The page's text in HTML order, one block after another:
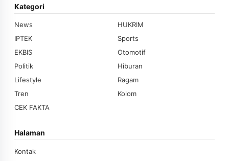
Kategori
News
HUKRIM
IPTEK
Sports
EKBIS
Otomotif
Politik
Hiburan
Lifestyle
Ragam
Tren
Kolom
CEK FAKTA
Halaman
Kontak